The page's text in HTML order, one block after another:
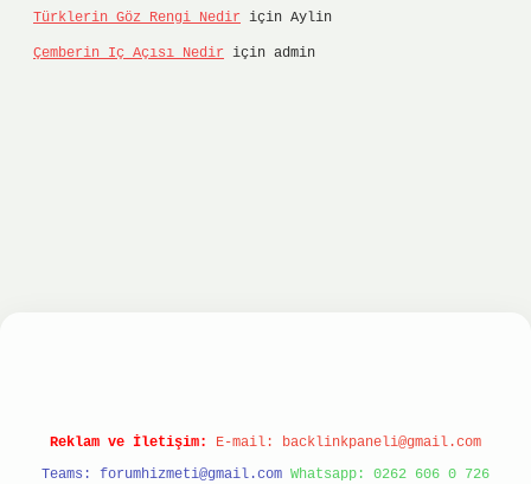
Türklerin Göz Rengi Nedir için Aylin
Çemberin Iç Açısı Nedir için admin
Reklam ve İletişim: E-mail: backlinkpaneli@gmail.com
Teams: forumhizmeti@gmail.com Whatsapp: 0262 606 0 726